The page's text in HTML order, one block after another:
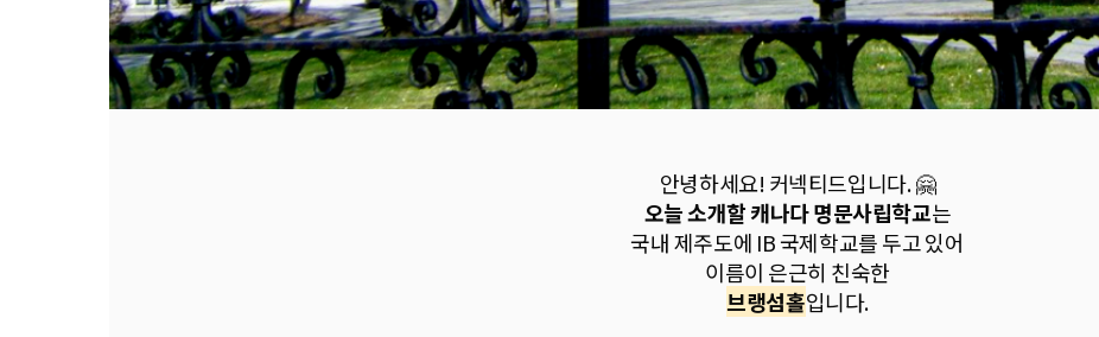
안녕하세요! 커넥티드입니다. 🤗
오늘 소개할 캐나다 명문사립학교는
국내 제주도에 IB 국제학교를 두고 있어
이름이 은근히 친숙한
브랭섬홀입니다.